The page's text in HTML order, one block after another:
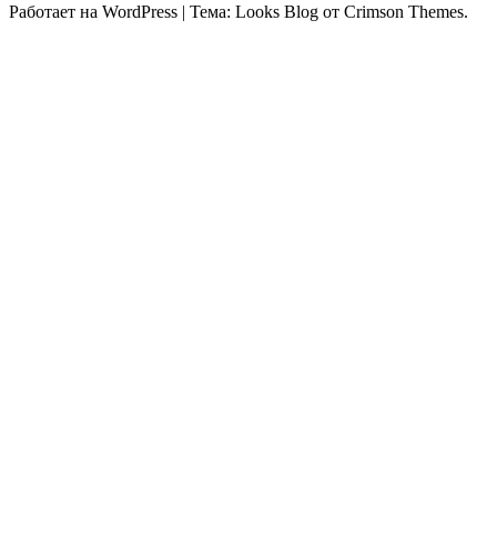
Работает на WordPress | Тема: Looks Blog от Crimson Themes.